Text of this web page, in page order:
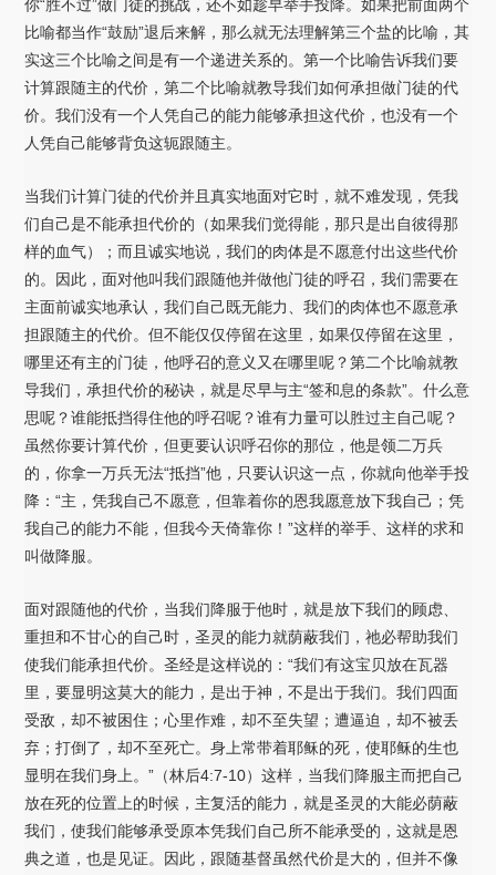
你“胜不过”做门徒的挑战，还不如趁早举手投降。如果把前面两个
比喻都当作“鼓励”退后来解，那么就无法理解第三个盐的比喻，其
实这三个比喻之间是有一个递进关系的。第一个比喻告诉我们要
计算跟随主的代价，第二个比喻就教导我们如何承担做门徒的代
价。我们没有一个人凭自己的能力能够承担这代价，也没有一个
人凭自己能够背负这轭跟随主。
当我们计算门徒的代价并且真实地面对它时，就不难发现，凭我
们自己是不能承担代价的（如果我们觉得能，那只是出自彼得那
样的血气）；而且诚实地说，我们的肉体是不愿意付出这些代价
的。因此，面对他叫我们跟随他并做他门徒的呼召，我们需要在
主面前诚实地承认，我们自己既无能力、我们的肉体也不愿意承
担跟随主的代价。但不能仅仅停留在这里，如果仅停留在这里，
哪里还有主的门徒，他呼召的意义又在哪里呢？第二个比喻就教
导我们，承担代价的秘诀，就是尽早与主“签和息的条款”。什么意
思呢？谁能抵挡得住他的呼召呢？谁有力量可以胜过主自己呢？
虽然你要计算代价，但更要认识呼召你的那位，他是领二万兵
的，你拿一万兵无法“抵挡”他，只要认识这一点，你就向他举手投
降：“主，凭我自己不愿意，但靠着你的恩我愿意放下我自己；凭
我自己的能力不能，但我今天倚靠你！”这样的举手、这样的求和
叫做降服。
面对跟随他的代价，当我们降服于他时，就是放下我们的顾虑、
重担和不甘心的自己时，圣灵的能力就荫蔽我们，祂必帮助我们
使我们能承担代价。圣经是这样说的：“我们有这宝贝放在瓦器
里，要显明这莫大的能力，是出于神，不是出于我们。我们四面
受敌，却不被困住；心里作难，却不至失望；遭逼迫，却不被丢
弃；打倒了，却不至死亡。身上常带着耶稣的死，使耶稣的生也
显明在我们身上。”（林后4:7-10）这样，当我们降服主而把自己
放在死的位置上的时候，主复活的能力，就是圣灵的大能必荫蔽
我们，使我们能够承受原本凭我们自己所不能承受的，这就是恩
典之道，也是见证。因此，跟随基督虽然代价是大的，但并不像